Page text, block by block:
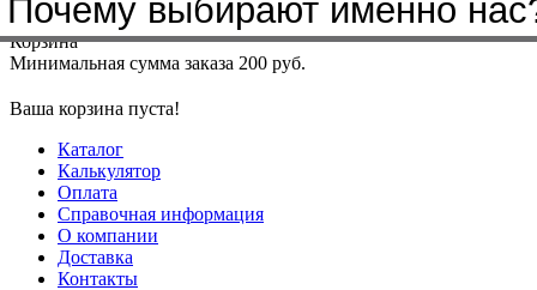
Меню+7(4912)50-37-50sbit@krep62.ru
Корзина
Минимальная сумма заказа 200 руб.
Ваша корзина пуста!
Каталог
Калькулятор
Оплата
Справочная информация
О компании
Доставка
Контакты
Почему выбирают именно